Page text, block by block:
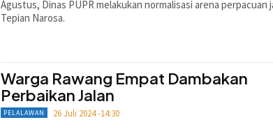
Agustus, Dinas PUPR melakukan normalisasi arena perpacuan
Tepian Narosa.
Warga Rawang Empat Dambakan
Perbaikan Jalan
PELALAWAN 26 Juli 2024 -14:30